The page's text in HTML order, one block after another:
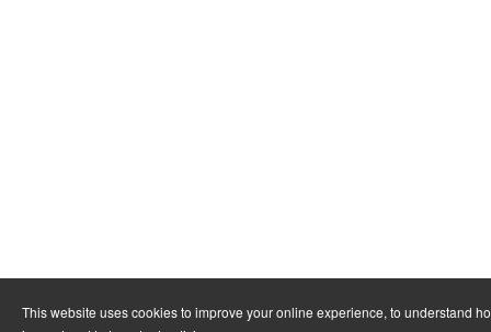
This website uses cookies to improve your online experience, to understand